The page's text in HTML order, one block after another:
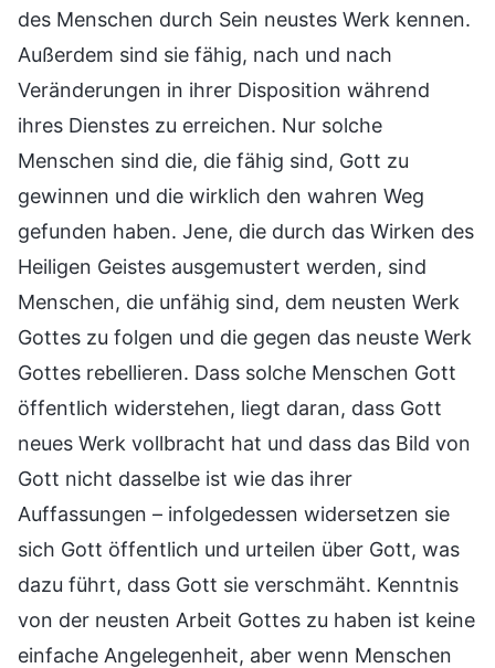
des Menschen durch Sein neustes Werk kennen.
Außerdem sind sie fähig, nach und nach
Veränderungen in ihrer Disposition während
ihres Dienstes zu erreichen. Nur solche
Menschen sind die, die fähig sind, Gott zu
gewinnen und die wirklich den wahren Weg
gefunden haben. Jene, die durch das Wirken des
Heiligen Geistes ausgemustert werden, sind
Menschen, die unfähig sind, dem neusten Werk
Gottes zu folgen und die gegen das neuste Werk
Gottes rebellieren. Dass solche Menschen Gott
öffentlich widerstehen, liegt daran, dass Gott
neues Werk vollbracht hat und dass das Bild von
Gott nicht dasselbe ist wie das ihrer
Auffassungen – infolgedessen widersetzen sie
sich Gott öffentlich und urteilen über Gott, was
dazu führt, dass Gott sie verschmäht. Kenntnis
von der neusten Arbeit Gottes zu haben ist keine
einfache Angelegenheit, aber wenn Menschen